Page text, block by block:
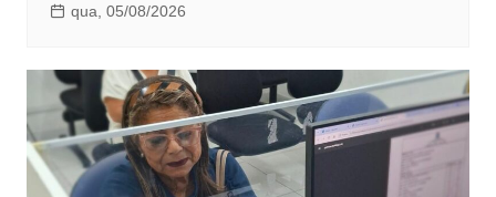
qua, 05/08/2026